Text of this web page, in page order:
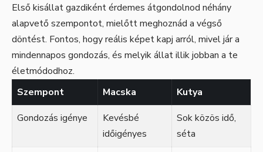
Első kisállat gazdiként érdemes átgondolnod néhány
alapvető szempontot, mielőtt meghoznád a végső
döntést. Fontos, hogy reális képet kapj arról, mivel jár a
mindennapos gondozás, és melyik állat illik jobban a te
életmódodhoz.
Szempont
Macska
Kutya
Gondozás igénye
Kevésbé
időigényes
Sok közös idő,
séta